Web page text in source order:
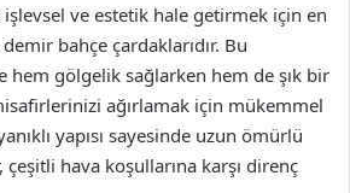
işlevsel ve estetik hale getirmek için en
bahçe çardaklarıdır. Bu
hem gölgelik sağlarken hem de şık bir
ağırlamak için mükemmel
yapısı sayesinde uzun ömürlü
hava koşullarına karşı direnç